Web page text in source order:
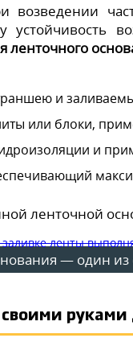
возведении
устойчивость
ленточного
и
или блоки,
и
ленточной
— один из